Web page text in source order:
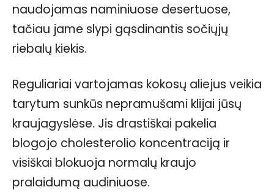
naudojamas naminiuose desertuose,
tačiau jame slypi gąsdinantis sočiųjų
riebalų kiekis.
Reguliariai vartojamas kokosų aliejus veikia
tarytum sunkūs nepramušami klijai jūsų
kraujagyslėse. Jis drastiškai pakelia
blogojo cholesterolio koncentraciją ir
visiškai blokuoja normalų kraujo
pralaidumą audiniuose.